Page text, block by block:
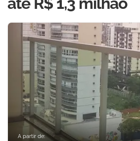
A partir de: